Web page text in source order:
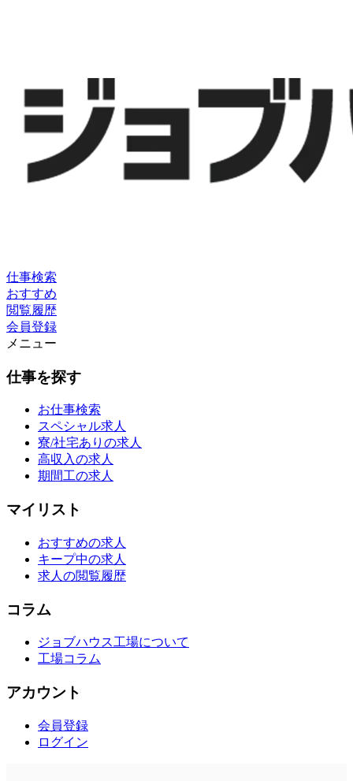
仕事検索
おすすめ
閲覧履歴
会員登録
メニュー
仕事を探す
お仕事検索
スペシャル求人
寮/社宅ありの求人
高収入の求人
期間工の求人
マイリスト
おすすめの求人
キープ中の求人
求人の閲覧履歴
コラム
ジョブハウス工場について
工場コラム
アカウント
会員登録
ログイン